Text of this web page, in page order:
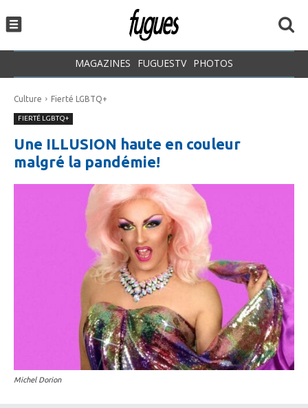
MAGAZINES FUGUESTV PHOTOS
Culture Fierté LGBTQ+
FIERTÉ LGBTQ+
Une ILLUSION haute en couleur
malgré la pandémie!
Michel Dorion